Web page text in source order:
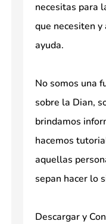
necesitas para
que necesiten
ayuda.
No somos una
sobre la Dian,
brindamos
hacemos
aquellas
sepan hacer lo
Descargar y